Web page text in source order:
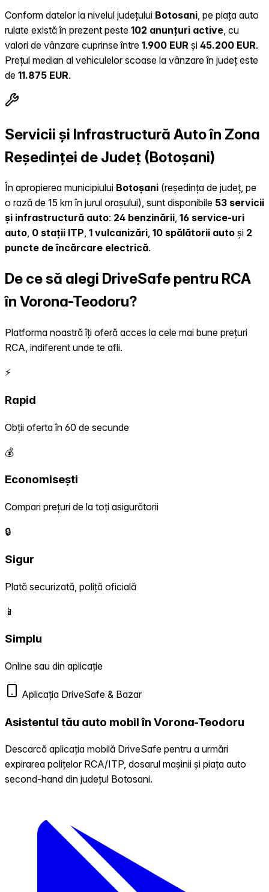
Conform datelor la nivelul județului Botosani , pe piața auto
rulate există în prezent peste 102 anunțuri active , cu
valori de vânzare cuprinse între 1.900 EUR și 45.200 EUR.
Prețul median al vehiculelor scoase la vânzare în județ este
de 11.875 EUR.
Servicii și Infrastructură Auto în Zona
Reședinței de Județ (Botoșani)
În apropierea municipiului Botoșani (reședința de județ, pe
o rază de 15 km în jurul orașului), sunt disponibile 53 servicii
și infrastructură auto: 24 benzinării, 16 service-uri
auto, 0 stații ITP, 1 vulcanizări, 10 spălătorii auto și 2
puncte de încărcare electrică.
De ce să alegi DriveSafe pentru RCA
în Vorona-Teodoru?
Platforma noastră îți oferă acces la cele mai bune prețuri
RCA, indiferent unde te afli.
⚡
Rapid
Obții oferta în 60 de secunde
💰
Economisești
Compari prețuri de la toți asigurătorii
🔒
Sigur
Plată securizată, poliță oficială
📱
Simplu
Online sau din aplicație
Aplicația DriveSafe & Bazar
Asistentul tău auto mobil în Vorona-Teodoru
Descarcă aplicația mobilă DriveSafe pentru a urmări
expirarea polițelor RCA/ITP, dosarul mașinii și piața auto
second-hand din județul Botosani.